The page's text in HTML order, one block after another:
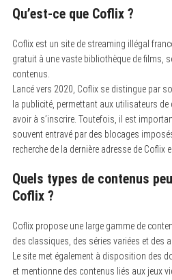
Qu’est-ce que Coflix ?
Coflix est un site de streaming illégal
gratuit à une vaste bibliothèque de films,
contenus.
Lancé vers 2020, Coflix se distingue par
la publicité, permettant aux utilisateurs
avoir à s’inscrire. Toutefois, il est
souvent entravé par des blocages
recherche de la dernière adresse de Coflix
Quels types de contenus
Coflix ?
Coflix propose une large gamme de
des classiques, des séries variées et des
Le site met également à disposition des
et mentionne des contenus liés aux jeux